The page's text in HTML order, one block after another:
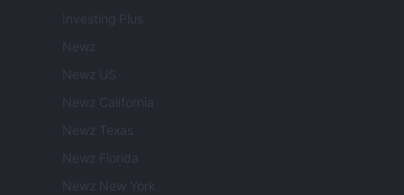
Investing Plus
Newz
Newz US
Newz California
Newz Texas
Newz Florida
Newz New York